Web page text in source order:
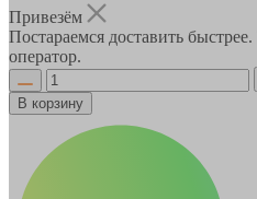
Привезём
Постараемся доставить
оператор.
В корзину